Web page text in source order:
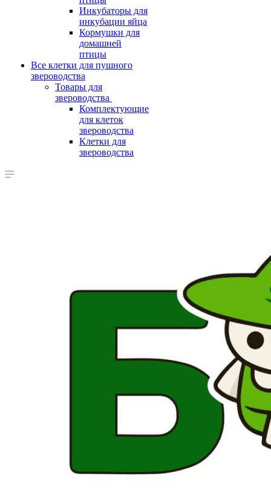
Инкубаторы для
инкубации яйца
Кормушки для
домашней
птицы
Все клетки для пушного
звероводства
Товары для
звероводства
Комплектующие
для клеток
звероводства
Клетки для
звероводства